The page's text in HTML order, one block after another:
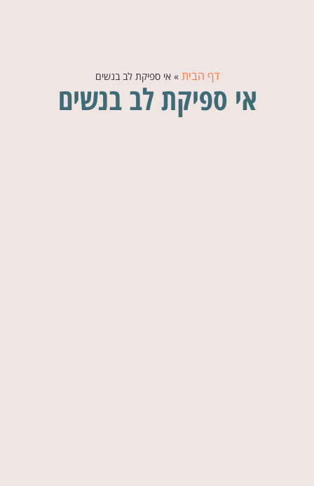
דף הבית »אי ספיקת לב בנשים
אי ספיקת לב בנשים